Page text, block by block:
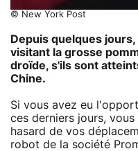
© New York Post
Depuis quelques
visitant la grosse
droïde, s'ils sont
Chine.
Si vous avez eu
ces derniers jours,
hasard de vos
robot de la société